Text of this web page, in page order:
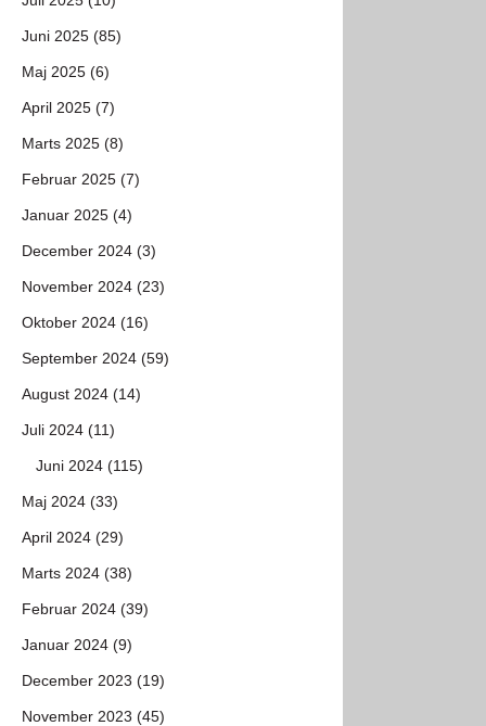
Juni 2025 (85)
Maj 2025 (6)
April 2025 (7)
Marts 2025 (8)
Februar 2025 (7)
Januar 2025 (4)
December 2024 (3)
November 2024 (23)
Oktober 2024 (16)
September 2024 (59)
August 2024 (14)
Juli 2024 (11)
Juni 2024 (115)
Maj 2024 (33)
April 2024 (29)
Marts 2024 (38)
Februar 2024 (39)
Januar 2024 (9)
December 2023 (19)
November 2023 (45)